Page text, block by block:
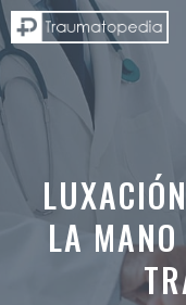
Saltar
al
contenido
LA